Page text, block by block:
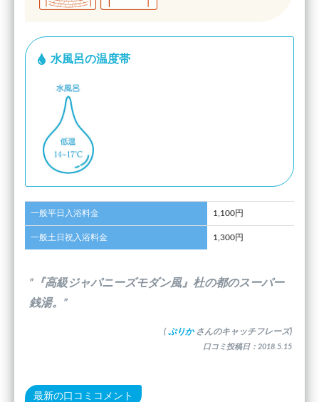
水風呂の温度帯
一般平日入浴料金 1,100円
一般土日祝入浴料金 1,300円
”『高級ジャパニーズモダン風』杜の都のスーパー
銭湯。”
( ぷりか さんのキャッチフレーズ)
口コミ投稿日：2018.5.15
最新の口コミコメント